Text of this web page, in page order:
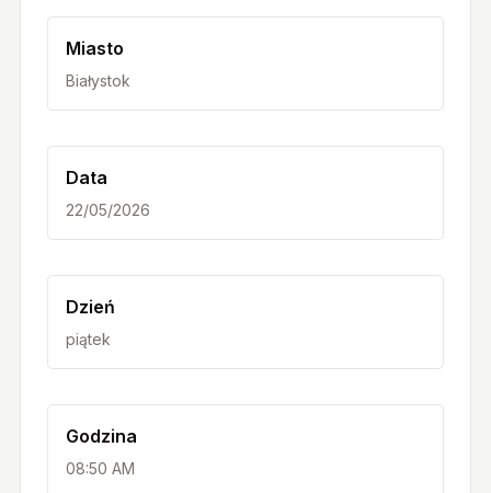
Miasto
Białystok
Data
22/05/2026
Dzień
piątek
Godzina
08:50 AM